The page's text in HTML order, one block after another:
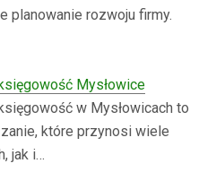
planowanie rozwoju firmy.
Mysłowice
w Mysłowicach to
które przynosi wiele
jak i…